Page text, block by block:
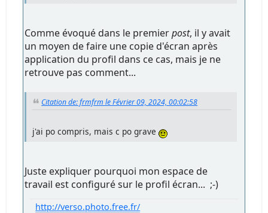
Comme évoqué dans le premierpost, il y avait
un moyen de faire une copie d'écran après
application du profil dans ce cas, mais je ne
retrouve pas comment...
Citation de: frmfrm le Février 09, 2024, 00:02:58
j'ai po compris, mais c po grave
Juste expliquer pourquoi mon espace de
travail est configuré sur le profil écran... ;-)
http://verso.photo.free.fr/